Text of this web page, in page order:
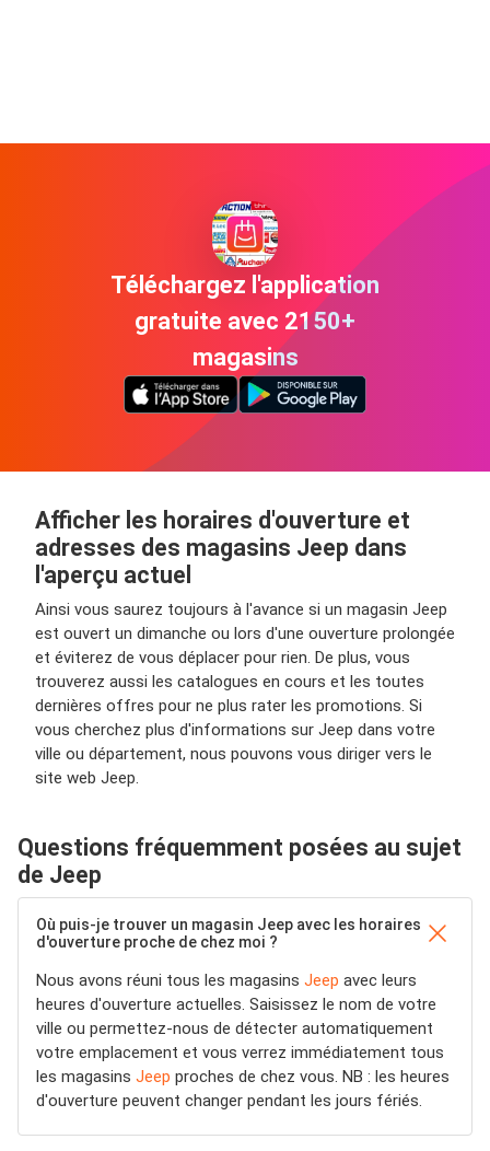
Téléchargez l'application
gratuite avec 2150+
magasins
Afficher les horaires d'ouverture et
adresses des magasins Jeep dans
l'aperçu actuel
Ainsi vous saurez toujours à l'avance si un magasin Jeep
est ouvert un dimanche ou lors d'une ouverture prolongée
et éviterez de vous déplacer pour rien. De plus, vous
trouverez aussi les catalogues en cours et les toutes
dernières offres pour ne plus rater les promotions. Si
vous cherchez plus d'informations sur Jeep dans votre
ville ou département, nous pouvons vous diriger vers le
site web Jeep.
Questions fréquemment posées au sujet
de Jeep
Où puis-je trouver un magasin Jeep avec les horaires
d'ouverture proche de chez moi ?
Nous avons réuni tous les magasins Jeep avec leurs
heures d'ouverture actuelles. Saisissez le nom de votre
ville ou permettez-nous de détecter automatiquement
votre emplacement et vous verrez immédiatement tous
les magasins Jeep proches de chez vous. NB : les heures
d'ouverture peuvent changer pendant les jours fériés.